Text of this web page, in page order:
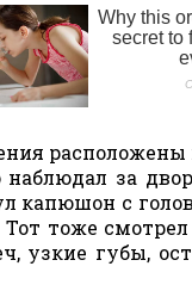
за
капюшон с
тоже смотрел
узкие губы,